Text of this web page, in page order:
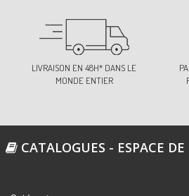
LIVRAISON EN 48H* DANS LE
MONDE ENTIER
CATALOGUES - ESPACE